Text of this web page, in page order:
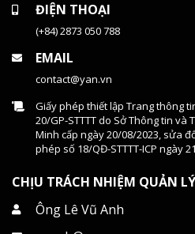
ĐIỆN THOẠI
(+84) 2873 050 788
EMAIL
contact@yan.vn
Giấy phép thiết lập Trang thông
20/GP-STTTT do Sở Thông tin và
Minh cấp ngày 20/08/2023, sửa
phép số 18/QĐ-STTTT-ICP ngày
CHỊU TRÁCH NHIỆM QUẢN
Ông Lê Vũ Anh